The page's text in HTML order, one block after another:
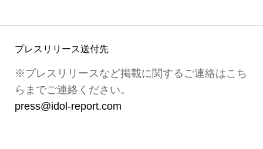
プレスリリース送付先
※プレスリリースなど掲載に関するご連絡はこち
らまでご連絡ください。
press@idol-report.com